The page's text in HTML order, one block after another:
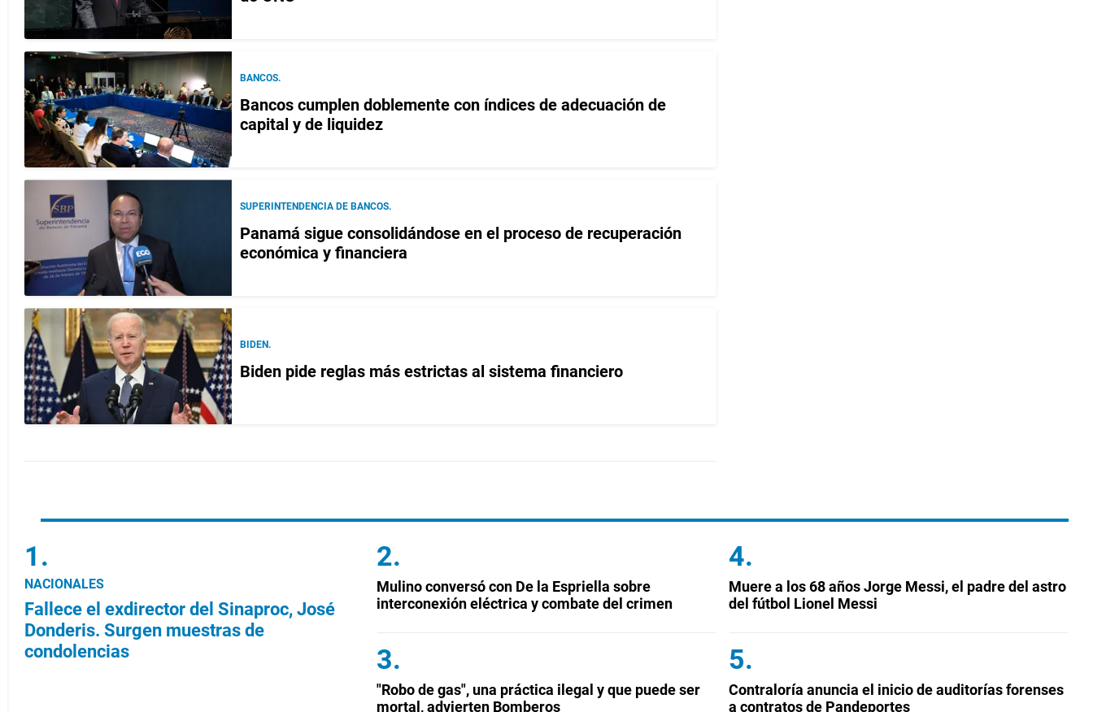
BANCOS.
Bancos cumplen doblemente con índices de adecuación de
capital y de liquidez
SUPERINTENDENCIA DE BANCOS.
Panamá sigue consolidándose en el proceso de recuperación
económica y financiera
BIDEN.
Biden pide reglas más estrictas al sistema financiero
NACIONALES
Fallece el exdirector del Sinaproc, José
Donderis. Surgen muestras de
condolencias
Mulino conversó con De la Espriella sobre
interconexión eléctrica y combate del crimen
"Robo de gas", una práctica ilegal y que puede ser
mortal, advierten Bomberos
Muere a los 68 años Jorge Messi, el padre del astro
del fútbol Lionel Messi
Contraloría anuncia el inicio de auditorías forenses
a contratos de Pandeportes